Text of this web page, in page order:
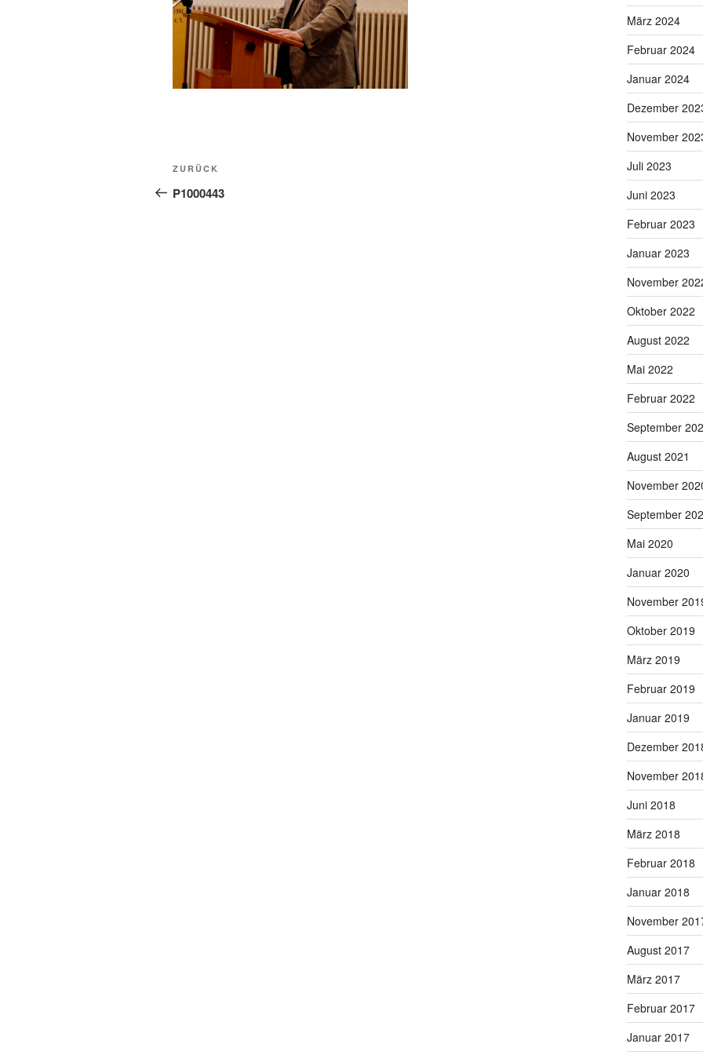
Beitragsnavigation
Vorheriger
Beitrag
ZURÜCK
P1000443
März 2024
Februar 2024
Januar 2024
Dezember
November
Juli 2023
Juni 2023
Februar 2023
Januar 2023
November
Oktober 2022
August 2022
Mai 2022
Februar 2022
September
August 2021
November
September
Mai 2020
Januar 2020
November
Oktober 2019
März 2019
Februar 2019
Januar 2019
Dezember
November
Juni 2018
März 2018
Februar 2018
Januar 2018
November
August 2017
März 2017
Februar 2017
Januar 2017